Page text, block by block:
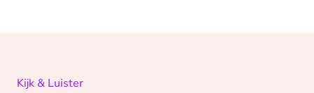
Kijk & Luister